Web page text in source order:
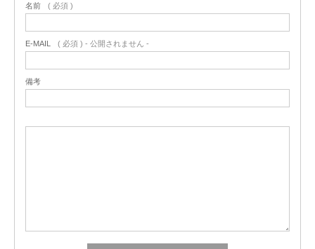
名前 ( 必須 )
E-MAIL ( 必須 ) - 公開されません -
備考